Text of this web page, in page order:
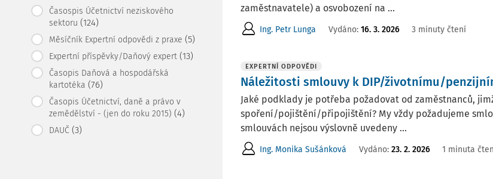
Časospis Účetnictví neziskového
sektoru (124)
Měsíčník Expertní odpovědi z praxe (5)
Expertní příspěvky/Daňový expert (13)
Časopis Daňová a hospodářská
kartotéka (76)
Časopis Účetnictví, daně a právo v
zemědělství - (jen do roku 2015) (4)
DAUČ (3)
zaměstnavatele) a osvobození na ...
Ing. Petr Lunga Vydáno: 16. 3. 2026 3 minuty čtení
EXPERTNÍ ODPOVĚDI
Náležitosti smlouvy k DIP/životnímu/
Jaké podklady je potřeba požadovat od zaměstnanců,
spoření/pojištění/připojištění? My vždy požadujeme
smlouvách nejsou výslovně uvedeny ...
Ing. Monika Sušánková Vydáno: 23. 2. 2026 1 minuta